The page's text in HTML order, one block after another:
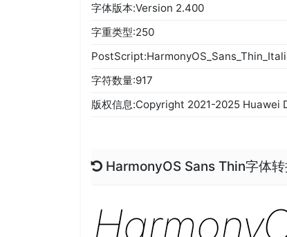
字体版本:Version 2.400
字重类型:250
字符数量:917
版权信息:Copyright 2021-2025 Huawei
HarmonyOS Sans Thin字体转